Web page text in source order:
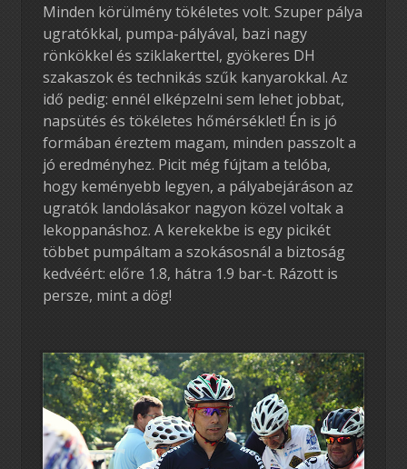
Minden körülmény tökéletes volt. Szuper pálya
ugratókkal, pumpa-pályával, bazi nagy
rönkökkel és sziklakerttel, gyökeres DH
szakaszok és technikás szűk kanyarokkal. Az
idő pedig: ennél elképzelni sem lehet jobbat,
napsütés és tökéletes hőmérséklet! Én is jó
formában éreztem magam, minden passzolt a
jó eredményhez. Picit még fújtam a telóba,
hogy keményebb legyen, a pályabejáráson az
ugratók landolásakor nagyon közel voltak a
lekoppanáshoz. A kerekekbe is egy picikét
többet pumpáltam a szokásosnál a biztoság
kedvéért: előre 1.8, hátra 1.9 bar-t. Rázott is
persze, mint a dög!